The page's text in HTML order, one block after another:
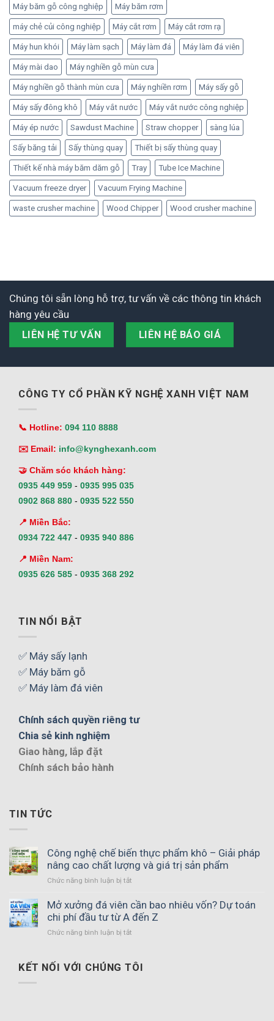
Máy băm gỗ công nghiệp Máy băm rơm
máy chẻ củi công nghiệp Máy cắt rơm Máy cắt rơm rạ
Máy hun khói Máy làm sạch Máy làm đá Máy làm đá viên
Máy mài dao Máy nghiền gỗ mùn cưa
Máy nghiền gỗ thành mùn cưa Máy nghiền rơm Máy sấy gỗ
Máy sấy đông khô Máy vắt nước Máy vắt nước công nghiệp
Máy ép nước Sawdust Machine Straw chopper sàng lúa
Sấy băng tải Sấy thùng quay Thiết bị sấy thùng quay
Thiết kế nhà máy băm dăm gỗ Tray Tube Ice Machine
Vacuum freeze dryer Vacuum Frying Machine
waste crusher machine Wood Chipper Wood crusher machine
Chúng tôi sẵn lòng hỗ trợ, tư vấn về các thông tin khách
hàng yêu cầu
LIÊN HỆ TƯ VẤN LIÊN HỆ BÁO GIÁ
CÔNG TY CỔ PHẦN KỸ NGHỆ XANH VIỆT NAM
📞 Hotline: 094 110 8888
✉️ Email: info@kynghexanh.com
🤝 Chăm sóc khách hàng:
0935 449 959 - 0935 995 035
0902 868 880 - 0935 522 550
📍 Miền Bắc:
0934 722 447 - 0935 940 886
📍 Miền Nam:
0935 626 585 - 0935 368 292
TIN NỔI BẬT
✅ Máy sấy lạnh
✅ Máy băm gỗ
✅ Máy làm đá viên
Chính sách quyền riêng tư
Chia sẻ kinh nghiệm
Giao hàng, lắp đặt
Chính sách bảo hành
TIN TỨC
Công nghệ chế biến thực phẩm khô – Giải pháp
nâng cao chất lượng và giá trị sản phẩm
Chức năng bình luận bị tắt
nghệ
chế
biến
–
Mở xưởng đá viên cần bao nhiêu vốn? Dự toán
chi phí đầu tư từ A đến Z
Chức năng bình luận bị tắt
đá
KẾT NỐI VỚI CHÚNG TÔI